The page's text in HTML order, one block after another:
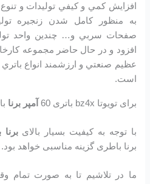
افزايش كمي و كيفي توليدات و
به منظور كامل شدن زنجيره
صفحات سربي و… چندين واحد
افزود و در حال حاضر مجموعه
عظيم صنعتي و ارزشمند انواع
است.
برای تویوتا bz4x باتری 60 آمپر برنا
با توجه به کیفیت بسیار بالایبرنا
برنا باطری گزینه مناسبی خواهد بود.
ما در تلاشیم تا به صورت تمام